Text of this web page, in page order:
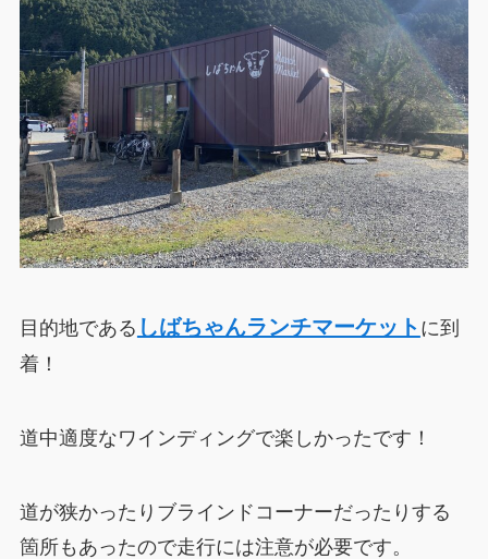
目的地である しばちゃんランチマーケット に到
着！
道中適度なワインディングで楽しかったです！
道が狭かったりブラインドコーナーだったりする
箇所もあったので走行には注意が必要です。